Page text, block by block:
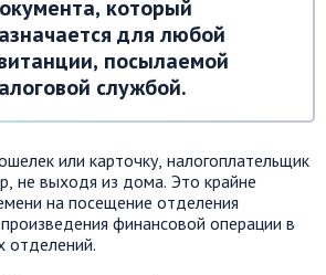
который
для любой
посылаемой
службой.
или карточку, налогоплательщик
не выходя из дома. Это крайне
на посещение отделения
финансовой операции в
отделений.